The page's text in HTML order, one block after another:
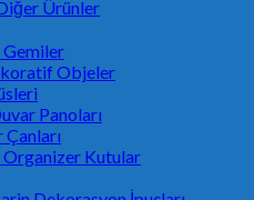
Ürünler
Objeler
Panoları
Organizer Kutular